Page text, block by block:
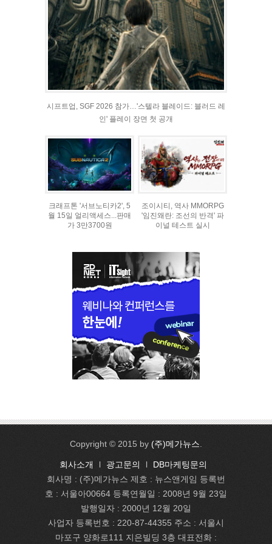
시프트업, SGF 2026 참가…'스텔라 블레이드: 블러드 레
인' 플레이 장면 첫 공개
크래프톤 '서브노티카2', 5
월 15일 얼리액세스...판매
가 3만3700원
조이시티, 역사 MMORPG
'임진왜란: 조선의 반격' 파
이널 테스트 실시
Copyright © 2015 by (주)메가뉴스
회사소개 l 광고문의 l
DB마케팅문의
회사명 : (주)메가뉴스 제호 : 뉴스앤게임 등록번
호 : 서울아00664 등록연월일 : 2008년 9월 23일
발행일자 : 2000년 12월 20일
사업자 등록번호 : 220-87-44355 주소 : 서울시
마포구 양화로111 지은빌딩 3층 대표전화 :